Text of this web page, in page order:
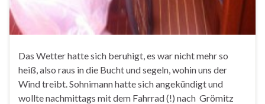
Das Wetter hatte sich beruhigt, es war nicht mehr so
heiß, also raus in die Bucht und segeln, wohin uns der
Wind treibt. Sohnimann hatte sich angekündigt und
wollte nachmittags mit dem Fahrrad (!) nach Grömitz